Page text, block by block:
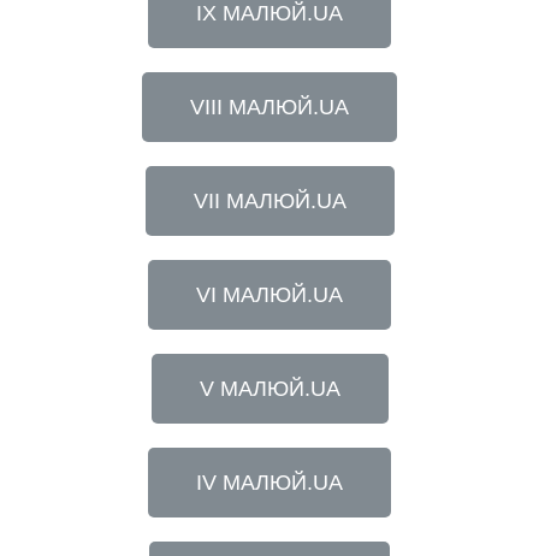
IX МАЛЮЙ.UA
VIII МАЛЮЙ.UA
VII МАЛЮЙ.UA
VI МАЛЮЙ.UA
V МАЛЮЙ.UA
IV МАЛЮЙ.UA